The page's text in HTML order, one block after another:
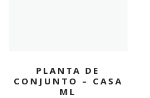
PLANTA DE
CONJUNTO – CASA
ML